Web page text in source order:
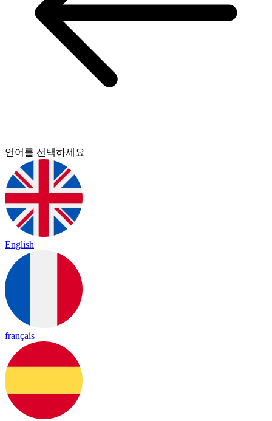
언어를 선택하세요
English
français